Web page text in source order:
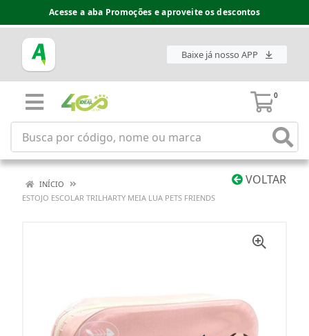
Acesse a aba Promoções e aproveite os descontos
Baixe já nosso APP
0
VOLTAR
INÍCIO
ESTOJO ESCOLAR TRILHARTY MEIA LUA PETS FRIENDS